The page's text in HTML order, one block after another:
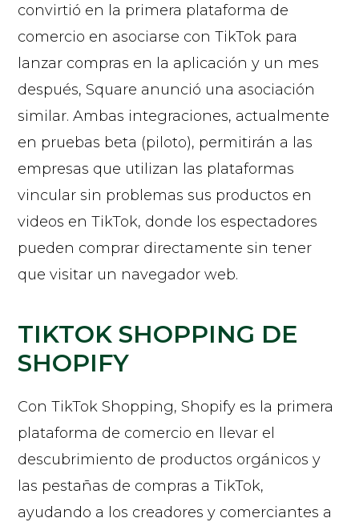
convirtió en la primera plataforma de
comercio en asociarse con TikTok para
lanzar compras en la aplicación y un mes
después, Square anunció una asociación
similar. Ambas integraciones, actualmente
en pruebas beta (piloto), permitirán a las
empresas que utilizan las plataformas
vincular sin problemas sus productos en
videos en TikTok, donde los espectadores
pueden comprar directamente sin tener
que visitar un navegador web.
TIKTOK SHOPPING DE
SHOPIFY
Con TikTok Shopping, Shopify es la primera
plataforma de comercio en llevar el
descubrimiento de productos orgánicos y
las pestañas de compras a TikTok,
ayudando a los creadores y comerciantes a